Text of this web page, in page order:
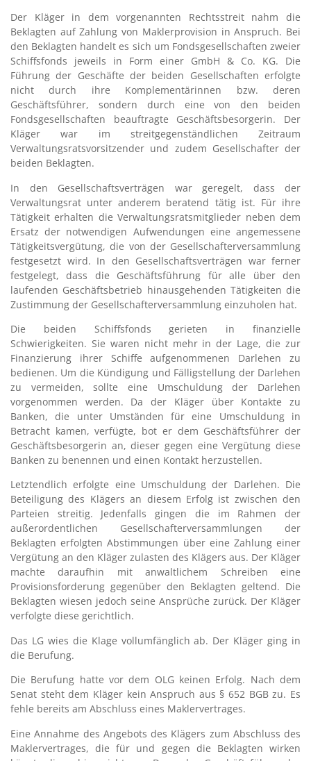
Der Kläger in dem vorgenannten Rechtsstreit nahm die
Beklagten auf Zahlung von Maklerprovision in Anspruch. Bei
den Beklagten handelt es sich um Fondsgesellschaften zweier
Schiffsfonds jeweils in Form einer GmbH & Co. KG. Die
Führung der Geschäfte der beiden Gesellschaften erfolgte
nicht durch ihre Komplementärinnen bzw. deren
Geschäftsführer, sondern durch eine von den beiden
Fondsgesellschaften beauftragte Geschäftsbesorgerin. Der
Kläger war im streitgegenständlichen Zeitraum
Verwaltungsratsvorsitzender und zudem Gesellschafter der
beiden Beklagten.
In den Gesellschaftsverträgen war geregelt, dass der
Verwaltungsrat unter anderem beratend tätig ist. Für ihre
Tätigkeit erhalten die Verwaltungsratsmitglieder neben dem
Ersatz der notwendigen Aufwendungen eine angemessene
Tätigkeitsvergütung, die von der Gesellschafterversammlung
festgesetzt wird. In den Gesellschaftsverträgen war ferner
festgelegt, dass die Geschäftsführung für alle über den
laufenden Geschäftsbetrieb hinausgehenden Tätigkeiten die
Zustimmung der Gesellschafterversammlung einzuholen hat.
Die beiden Schiffsfonds gerieten in finanzielle
Schwierigkeiten. Sie waren nicht mehr in der Lage, die zur
Finanzierung ihrer Schiffe aufgenommenen Darlehen zu
bedienen. Um die Kündigung und Fälligstellung der Darlehen
zu vermeiden, sollte eine Umschuldung der Darlehen
vorgenommen werden. Da der Kläger über Kontakte zu
Banken, die unter Umständen für eine Umschuldung in
Betracht kamen, verfügte, bot er dem Geschäftsführer der
Geschäftsbesorgerin an, dieser gegen eine Vergütung diese
Banken zu benennen und einen Kontakt herzustellen.
Letztendlich erfolgte eine Umschuldung der Darlehen. Die
Beteiligung des Klägers an diesem Erfolg ist zwischen den
Parteien streitig. Jedenfalls gingen die im Rahmen der
außerordentlichen Gesellschafterversammlungen der
Beklagten erfolgten Abstimmungen über eine Zahlung einer
Vergütung an den Kläger zulasten des Klägers aus. Der Kläger
machte daraufhin mit anwaltlichem Schreiben eine
Provisionsforderung gegenüber den Beklagten geltend. Die
Beklagten wiesen jedoch seine Ansprüche zurück. Der Kläger
verfolgte diese gerichtlich.
Das LG wies die Klage vollumfänglich ab. Der Kläger ging in
die Berufung.
Die Berufung hatte vor dem OLG keinen Erfolg. Nach dem
Senat steht dem Kläger kein Anspruch aus § 652 BGB zu. Es
fehle bereits am Abschluss eines Maklervertrages.
Eine Annahme des Angebots des Klägers zum Abschluss des
Maklervertrages, die für und gegen die Beklagten wirken